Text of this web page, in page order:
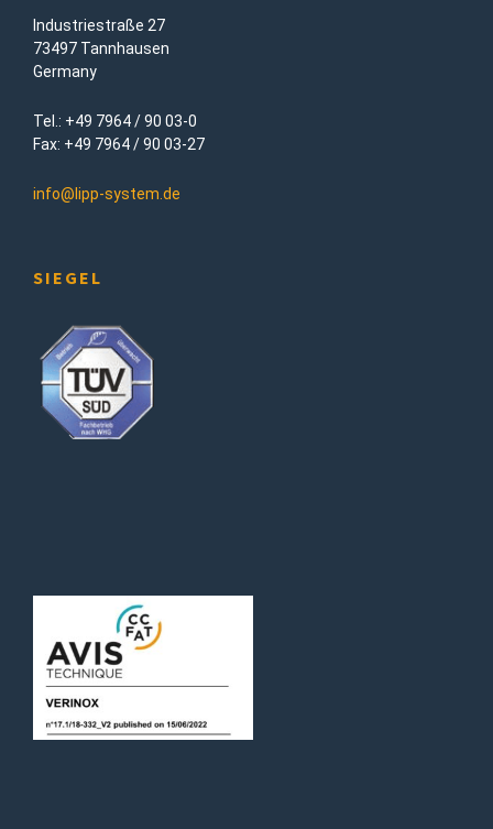
Industriestraße 27
73497 Tannhausen
Germany
Tel.: +49 7964 / 90 03-0
Fax: +49 7964 / 90 03-27
info@lipp-system.de
SIEGEL